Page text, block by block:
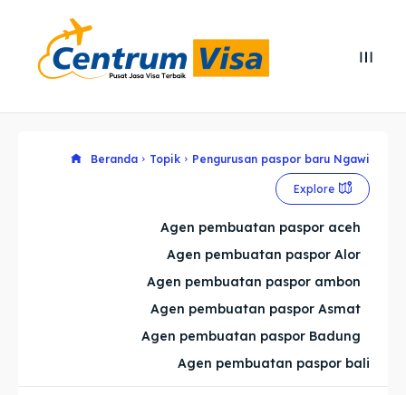
Cari
Cari
Explore our destinations
Explore our destinations
Beranda Topik Pengurusan paspor baru Ngawi
Explore
Agen pembuatan paspor aceh
Agen pembuatan paspor Alor
Agen pembuatan paspor ambon
Agen pembuatan paspor Asmat
Agen pembuatan paspor Badung
Agen pembuatan paspor bali